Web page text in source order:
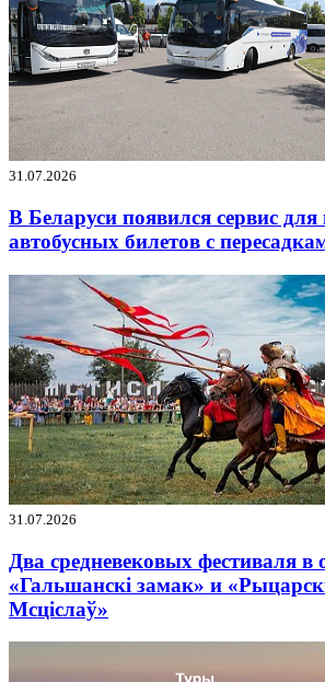
31.07.2026
В Беларуси появился сервис для
автобусных билетов с
31.07.2026
Два средневековых фестиваля в
«Гальшанскі замак» и
Мсціслаў»